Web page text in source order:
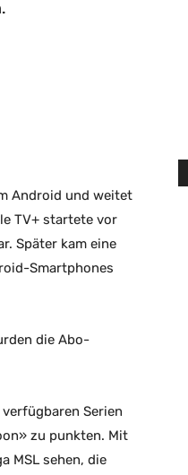
Android und weitet
TV+ startete vor
Später kam eine
Smartphones
die Abo-
Serien
zu punkten. Mit
MSL sehen, die